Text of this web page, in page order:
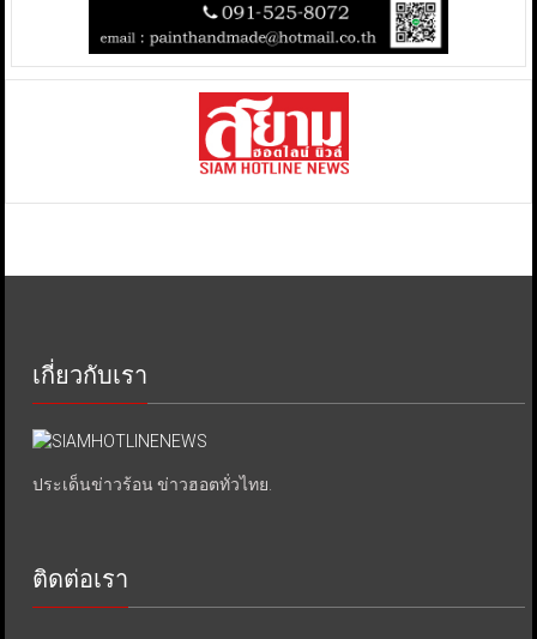
เกี่ยวกับเรา
ประเด็นข่าวร้อน ข่าวฮอตทั่วไทย.
ติดต่อเรา